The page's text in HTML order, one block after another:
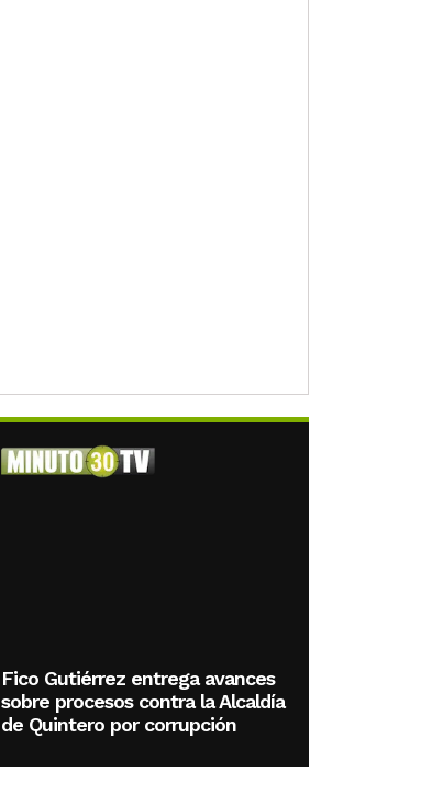
Fico Gutiérrez entrega avances
sobre procesos contra la Alcaldía
de Quintero por corrupción